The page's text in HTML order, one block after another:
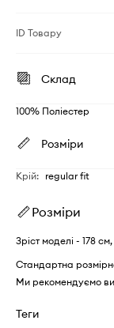
ID Товару
Склад
100% Поліестер
Розміри
Крій: regular fit
Розміри
Зріст моделі - 178
Стандартна
Ми рекомендуємо
Теги